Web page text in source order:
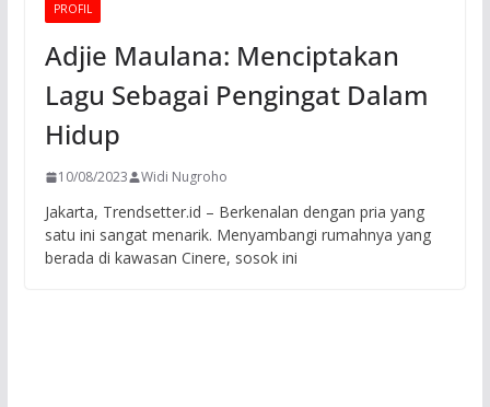
PROFIL
Adjie Maulana: Menciptakan
Lagu Sebagai Pengingat Dalam
Hidup
10/08/2023 Widi Nugroho
Jakarta, Trendsetter.id – Berkenalan dengan pria yang
satu ini sangat menarik. Menyambangi rumahnya yang
berada di kawasan Cinere, sosok ini